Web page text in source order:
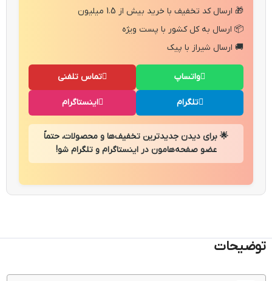
🎁 ارسال کد تخفیف با خرید بیش از 1.5 میلیون
📦 ارسال به کل کشور با پست ویژه
🚚 ارسال شیراز با پیک
تماس تلفنی واتساپ
اینستاگرام تلگرام
🌟 برای دیدن جدیدترین تخفیف‌ها و محصولات، حتماً
عضو صفحه‌هامون در اینستاگرام و تلگرام شو!
توضیحات